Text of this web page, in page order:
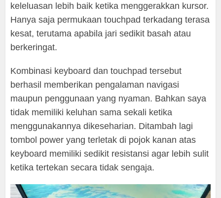
keleluasan lebih baik ketika menggerakkan kursor.
Hanya saja permukaan touchpad terkadang terasa
kesat, terutama apabila jari sedikit basah atau
berkeringat.
Kombinasi keyboard dan touchpad tersebut
berhasil memberikan pengalaman navigasi
maupun penggunaan yang nyaman. Bahkan saya
tidak memiliki keluhan sama sekali ketika
menggunakannya dikeseharian. Ditambah lagi
tombol power yang terletak di pojok kanan atas
keyboard memiliki sedikit resistansi agar lebih sulit
ketika tertekan secara tidak sengaja.